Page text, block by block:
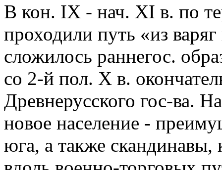
В кон. IX - нач. XI в. по
проходили путь «из
сложилось раннегос.
со 2-й пол. X в.
Древнерусского гос-ва.
новое население -
юга, а также скандинавы,